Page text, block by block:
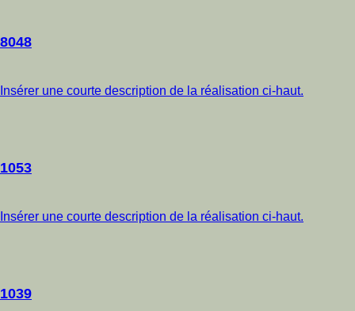
8048
Insérer une courte description de la réalisation ci-haut.
1053
Insérer une courte description de la réalisation ci-haut.
1039